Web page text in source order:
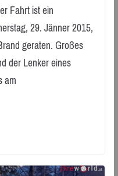
Fahrt ist ein
29. Jänner 2015,
geraten. Großes
der Lenker eines
am